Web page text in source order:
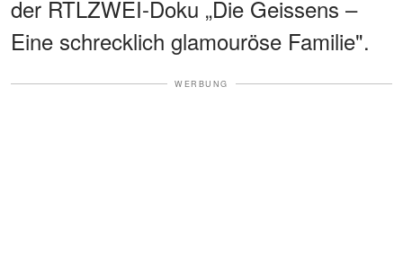
der RTLZWEI-Doku „Die Geissens –
Eine schrecklich glamouröse Familie".
WERBUNG